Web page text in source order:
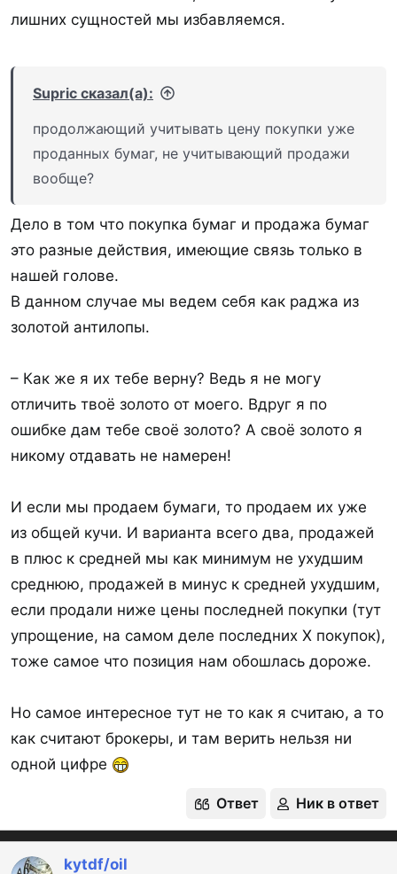
лишних сущностей мы избавляемся.
Supric сказал(а):
продолжающий учитывать цену покупки уже
проданных бумаг, не учитывающий продажи
вообще?
Дело в том что покупка бумаг и продажа бумаг
это разные действия, имеющие связь только в
нашей голове.
В данном случае мы ведем себя как раджа из
золотой антилопы.
– Как же я их тебе верну? Ведь я не могу
отличить твоё золото от моего. Вдруг я по
ошибке дам тебе своё золото? А своё золото я
никому отдавать не намерен!
И если мы продаем бумаги, то продаем их уже
из общей кучи. И варианта всего два, продажей
в плюс к средней мы как минимум не ухудшим
среднюю, продажей в минус к средней ухудшим,
если продали ниже цены последней покупки (тут
упрощение, на самом деле последних X покупок),
тоже самое что позиция нам обошлась дороже.
Но самое интересное тут не то как я считаю, а то
как считают брокеры, и там верить нельзя ни
одной цифре
Ответ Ник в ответ
kytdf/oil